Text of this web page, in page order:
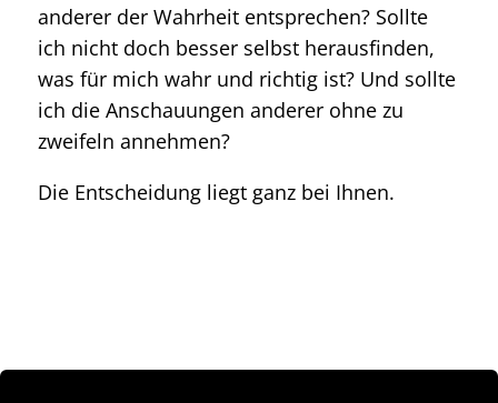
anderer der Wahrheit entsprechen? Sollte
ich nicht doch besser selbst herausfinden,
was für mich wahr und richtig ist? Und sollte
ich die Anschauungen anderer ohne zu
zweifeln annehmen?
Die Entscheidung liegt ganz bei Ihnen.